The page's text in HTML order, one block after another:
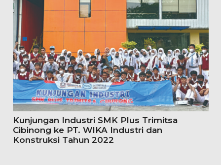
Kunjungan Industri SMK Plus Trimitsa
Cibinong ke PT. WIKA Industri dan
Konstruksi Tahun 2022